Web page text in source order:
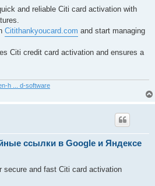
and reliable Citi card activation with
Citithankyoucard.com and start managing
Citi credit card activation and ensures a
h ... d-software
ссылки в Google и Яндексе
secure and fast Citi card activation